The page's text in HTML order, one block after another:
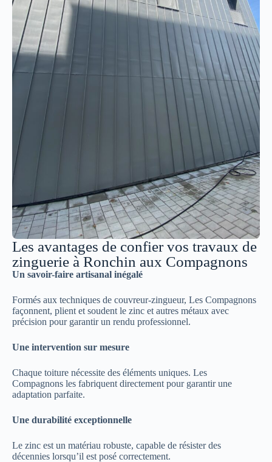
Les avantages de confier vos travaux de
zinguerie à Ronchin aux Compagnons
Un savoir-faire artisanal inégalé
Formés aux techniques de couvreur-zingueur, Les Compagnons
façonnent, plient et soudent le zinc et autres métaux avec
précision pour garantir un rendu professionnel.
Une intervention sur mesure
Chaque toiture nécessite des éléments uniques. Les
Compagnons les fabriquent directement pour garantir une
adaptation parfaite.
Une durabilité exceptionnelle
Le zinc est un matériau robuste, capable de résister des
décennies lorsqu’il est posé correctement.